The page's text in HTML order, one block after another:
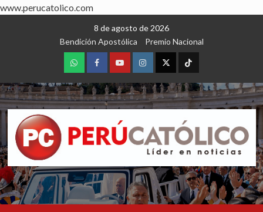
www.perucatolico.com
8 de agosto de 2026
Bendición Apostólica
Premio Nacional
WhatsAppFacebookYoutubeInstagram
X TikTok